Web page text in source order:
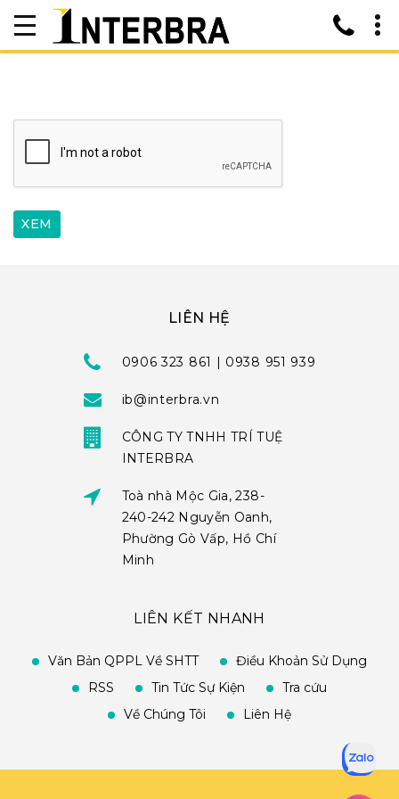
LIÊN HỆ
0906 323 861 | 0938 951 939
ib@interbra.vn
CÔNG TY TNHH TRÍ TUỆ
INTERBRA
Toà nhà Mộc Gia, 238-
240-242 Nguyễn Oanh,
Phường Gò Vấp, Hồ Chí
Minh
LIÊN KẾT NHANH
Văn Bản QPPL Về SHTT
Điều Khoản Sử Dụng
RSS
Tin Tức Sự Kiện
Tra cứu
Về Chúng Tôi
Liên Hệ